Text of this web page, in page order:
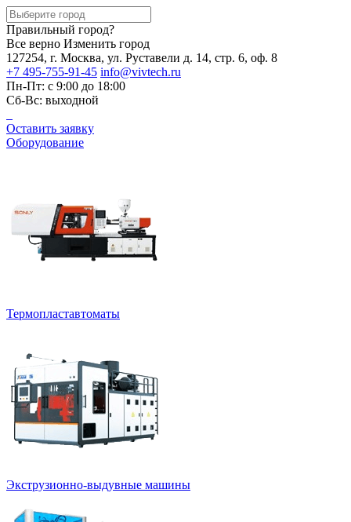
Правильный город?
Все верно Изменить город
127254, г. Москва, ул. Руставели д. 14, стр. 6, оф. 8
+7 495-755-91-45 info@vivtech.ru
Пн-Пт: с 9:00 до 18:00
Сб-Вс: выходной
Оставить заявку
Оборудование
Термопластавтоматы
Экструзионно-выдувные машины